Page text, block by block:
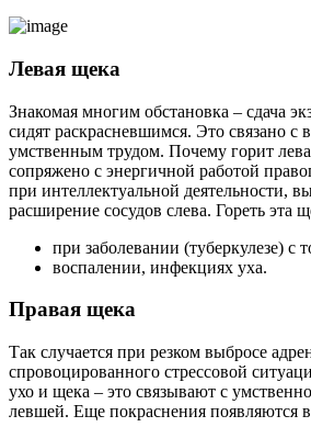
Левая щека
Знакомая многим обстановка – сдача
сидят раскрасневшимся. Это связано
умственным трудом. Почему горит
сопряжено с энергичной работой
при интеллектуальной деятельности,
расширение сосудов слева. Гореть эта
при заболевании (туберкулезе) с
воспалении, инфекциях уха.
Правая щека
Так случается при резком выбросе
спровоцированного стрессовой
ухо и щека – это связывают с
левшей. Еще покраснения появляются в